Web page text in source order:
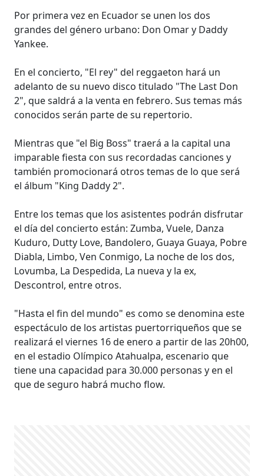
Por primera vez en Ecuador se unen los dos
grandes del género urbano: Don Omar y Daddy
Yankee.
En el concierto, "El rey" del reggaeton hará un
adelanto de su nuevo disco titulado "The Last Don
2", que saldrá a la venta en febrero. Sus temas más
conocidos serán parte de su repertorio.
Mientras que "el Big Boss" traerá a la capital una
imparable fiesta con sus recordadas canciones y
también promocionará otros temas de lo que será
el álbum "King Daddy 2".
Entre los temas que los asistentes podrán disfrutar
el día del concierto están: Zumba, Vuele, Danza
Kuduro, Dutty Love, Bandolero, Guaya Guaya, Pobre
Diabla, Limbo, Ven Conmigo, La noche de los dos,
Lovumba, La Despedida, La nueva y la ex,
Descontrol, entre otros.
"Hasta el fin del mundo" es como se denomina este
espectáculo de los artistas puertorriqueños que se
realizará el viernes 16 de enero a partir de las 20h00,
en el estadio Olímpico Atahualpa, escenario que
tiene una capacidad para 30.000 personas y en el
que de seguro habrá mucho flow.